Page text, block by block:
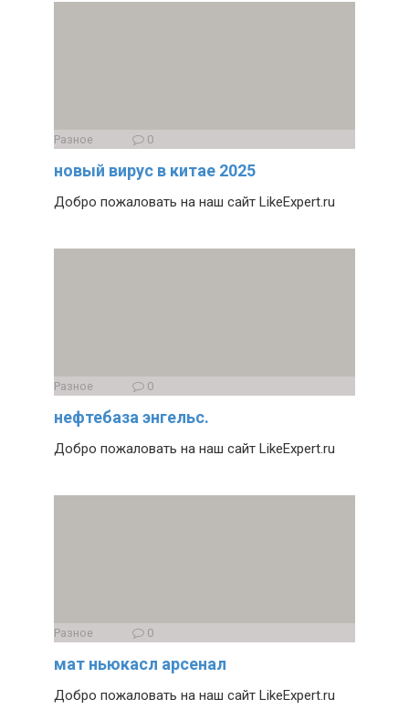
Разное 0
новый вирус в китае 2025
Добро пожаловать на наш сайт LikeExpert.ru
Разное 0
нефтебаза энгельс.
Добро пожаловать на наш сайт LikeExpert.ru
Разное 0
мат ньюкасл арсенал
Добро пожаловать на наш сайт LikeExpert.ru